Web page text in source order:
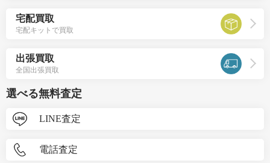
宅配買取
宅配キットで買取
出張買取
全国出張買取
選べる無料査定
LINE査定
電話査定